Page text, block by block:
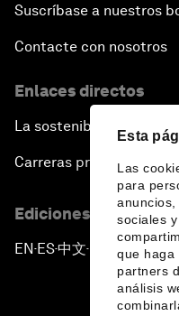
Esta
Las
para
sociales
que haga
partners
análisis
Suscríbase a nuestros
Contacte con nosotros
Enlaces directos
La sostenibilidad en el
Carreras profesionales
Ediciones en otros
EN ▪ES▪中文▪ 日本語